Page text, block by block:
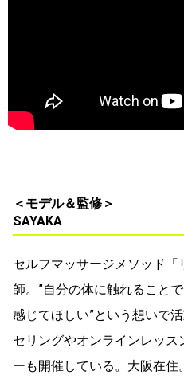
＜モデル＆監修＞
SAYAKA
セルフマッサージメソッド
師。”自分の体に触れること
感じてほしい”という想いで
セリングやオンラインレッ
ーも開催している。大阪在住。